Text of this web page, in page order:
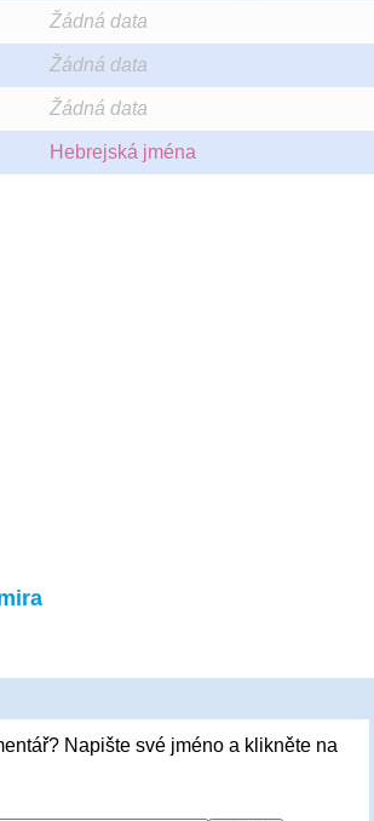
Žádná data
Žádná data
Žádná data
Hebrejská jména
Napište své jméno a klikněte na